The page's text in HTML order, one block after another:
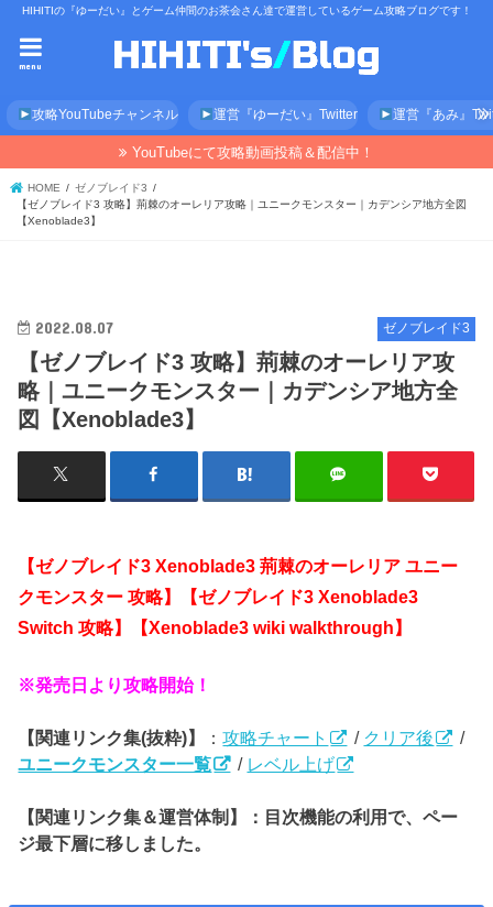
HIHITIの『ゆーだい』とゲーム仲間のお茶会さん達で運営しているゲーム攻略ブログです！
menu
攻略YouTubeチャンネル 運営『ゆーだい』Twitter 運営『あみ』
YouTubeにて攻略動画投稿＆配信中！
HOME
ゼノブレイド3
【ゼノブレイド3 攻略】荊棘のオーレリア攻略｜ユニークモンスター｜カデンシア地方全図
【Xenoblade3】
ゼノブレイド3
2022.08.07
【ゼノブレイド3 攻略】荊棘のオーレリア攻
略｜ユニークモンスター｜カデンシア地方全
図【Xenoblade3】
【ゼノブレイド3 Xenoblade3 荊棘のオーレリア ユニー
クモンスター 攻略】【ゼノブレイド3 Xenoblade3
Switch 攻略】【Xenoblade3 wiki walkthrough】
※発売日より攻略開始！
【関連リンク集(抜粋)】 ：攻略チャート / クリア後
/
ユニークモンスター一覧
/ レベル上げ
【関連リンク集＆運営体制】：目次機能の利用で、ペー
ジ最下層に移しました。